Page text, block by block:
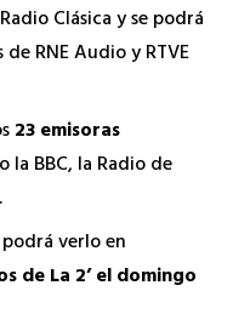
Clásica y se podrá
RNE Audio y RTVE
23 emisoras
la BBC, la Radio de
verlo en
de La 2’ el domingo